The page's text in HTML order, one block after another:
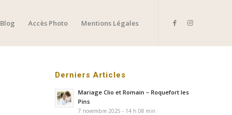
Blog Accès Photo Mentions Légales
Derniers Articles
Mariage Clio et Romain – Roquefort les
Pins
7 novembre 2025 - 14 h 08 min